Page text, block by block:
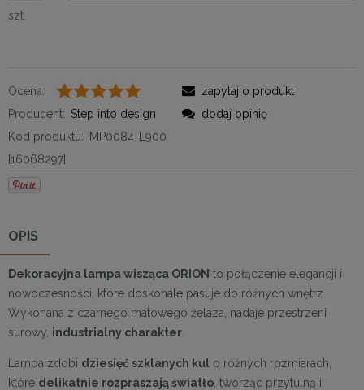
szt.
Ocena:
Producent: Step into design
Kod produktu:
MP0084-L900
[16068297]
zapytaj o produkt
dodaj opinię
OPIS
Dekoracyjna lampa wisząca ORION to połączenie elegancji i
nowoczesności, które doskonale pasuje do różnych wnętrz.
Wykonana z czarnego matowego żelaza, nadaje przestrzeni
surowy, industrialny charakter
Lampa zdobi dziesięć szklanych kul o różnych rozmiarach,
które delikatnie rozpraszają światło , tworząc przytulną i